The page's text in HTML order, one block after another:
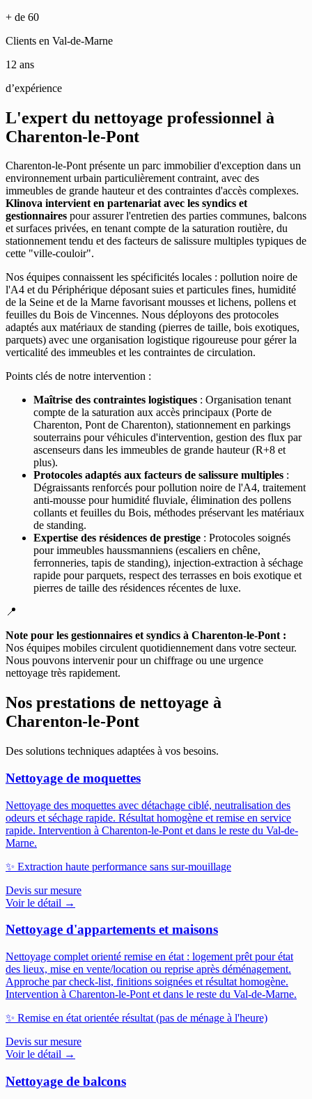
+ de 60
Clients en Val-de-Marne
12 ans
d’expérience
L'expert du nettoyage professionnel à
Charenton-le-Pont
Charenton-le-Pont présente un parc immobilier d'exception dans un
environnement urbain particulièrement contraint, avec des
immeubles de grande hauteur et des contraintes d'accès complexes.
Klinova intervient en partenariat avec les syndics et
gestionnaires pour assurer l'entretien des parties communes, balcons
et surfaces privées, en tenant compte de la saturation routière, du
stationnement tendu et des facteurs de salissure multiples typiques de
cette "ville-couloir".
Nos équipes connaissent les spécificités locales : pollution noire de
l'A4 et du Périphérique déposant suies et particules fines, humidité
de la Seine et de la Marne favorisant mousses et lichens, pollens et
feuilles du Bois de Vincennes. Nous déployons des protocoles
adaptés aux matériaux de standing (pierres de taille, bois exotiques,
parquets) avec une organisation logistique rigoureuse pour gérer la
verticalité des immeubles et les contraintes de circulation.
Points clés de notre intervention :
Maîtrise des contraintes logistiques : Organisation tenant
compte de la saturation aux accès principaux (Porte de
Charenton, Pont de Charenton), stationnement en parkings
souterrains pour véhicules d'intervention, gestion des flux par
ascenseurs dans les immeubles de grande hauteur (R+8 et
plus).
Protocoles adaptés aux facteurs de salissure multiples :
Dégraissants renforcés pour pollution noire de l'A4, traitement
anti-mousse pour humidité fluviale, élimination des pollens
collants et feuilles du Bois, méthodes préservant les matériaux
de standing.
Expertise des résidences de prestige : Protocoles soignés
pour immeubles haussmanniens (escaliers en chêne,
ferronneries, tapis de standing), injection-extraction à séchage
rapide pour parquets, respect des terrasses en bois exotique et
pierres de taille des résidences récentes de luxe.
📍
Note pour les gestionnaires et syndics à Charenton-le-Pont :
Nos équipes mobiles circulent quotidiennement dans votre secteur.
Nous pouvons intervenir pour un chiffrage ou une urgence
nettoyage très rapidement.
Nos prestations de nettoyage à
Charenton-le-Pont
Des solutions techniques adaptées à vos besoins.
Nettoyage de moquettes
Nettoyage des moquettes avec détachage ciblé, neutralisation des
odeurs et séchage rapide. Résultat homogène et remise en service
rapide. Intervention à Charenton-le-Pont et dans le reste du Val-de-
Marne.
✨ Extraction haute performance sans sur-mouillage
Devis sur mesure
Voir le détail →
Nettoyage d'appartements et maisons
Nettoyage complet orienté remise en état : logement prêt pour état
des lieux, mise en vente/location ou reprise après déménagement.
Approche par check-list, finitions soignées et résultat homogène.
Intervention à Charenton-le-Pont et dans le reste du Val-de-Marne.
✨ Remise en état orientée résultat (pas de ménage à l'heure)
Devis sur mesure
Voir le détail →
Nettoyage de balcons